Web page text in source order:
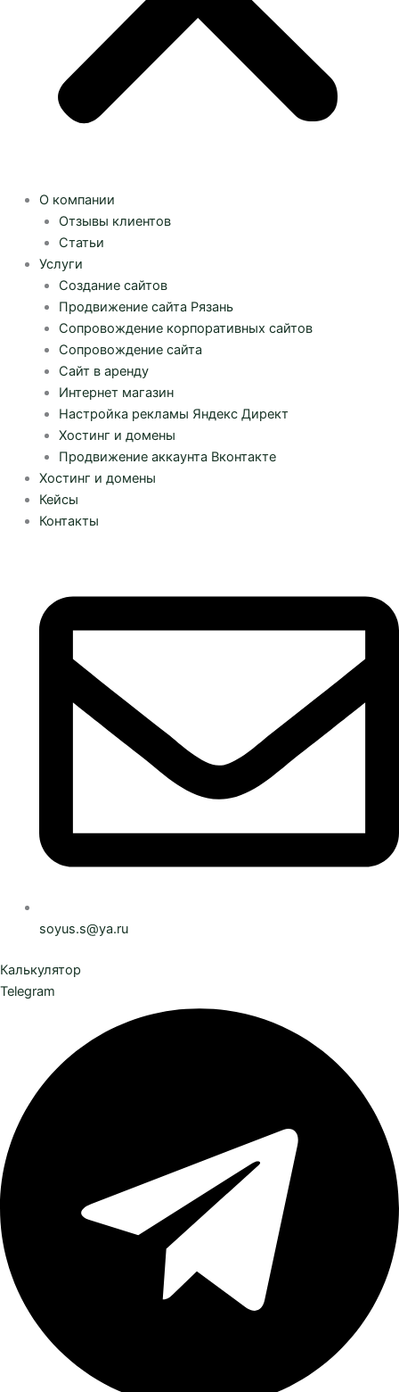
О компании
Отзывы клиентов
Статьи
Услуги
Создание сайтов
Продвижение сайта Рязань
Сопровождение корпоративных сайтов
Сопровождение сайта
Сайт в аренду
Интернет магазин
Настройка рекламы Яндекс Директ
Хостинг и домены
Продвижение аккаунта Вконтакте
Хостинг и домены
Кейсы
Контакты
soyus.s@ya.ru
Калькулятор
Telegram